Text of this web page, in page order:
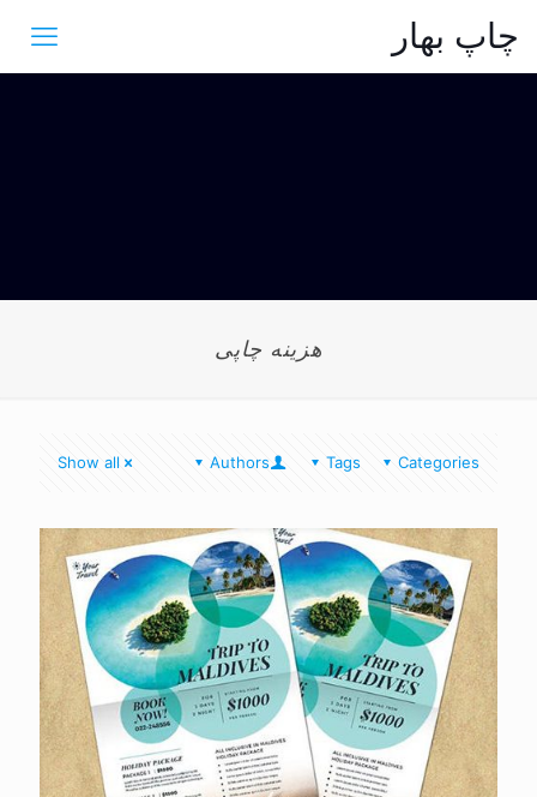
چاپ بهار
هزینه چاپی
Categories
Tags
Authors
Show all